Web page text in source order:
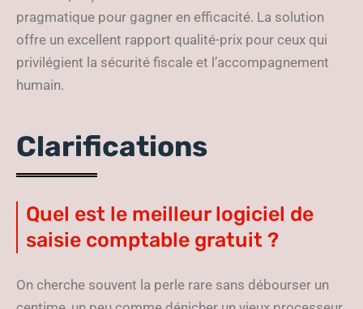
pragmatique pour gagner en efficacité. La solution
offre un excellent rapport qualité-prix pour ceux qui
privilégient la sécurité fiscale et l’accompagnement
humain.
Clarifications
Quel est le meilleur logiciel de
saisie comptable gratuit ?
On cherche souvent la perle rare sans débourser un